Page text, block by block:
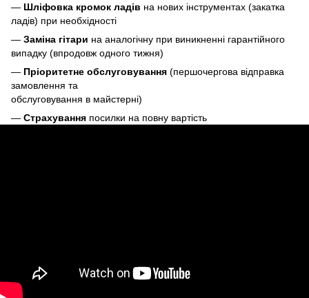
— Шліфовка кромок ладів на нових інструментах (закатка
ладів) при необхідності
— Заміна гітари на аналогічну при виникненні гарантійного
випадку (впродовж одного тижня)
— Пріоритетне обслуговування (першочергова відправка
замовлення та
обслуговування в майстерні)
— Страхування посилки на повну вартість